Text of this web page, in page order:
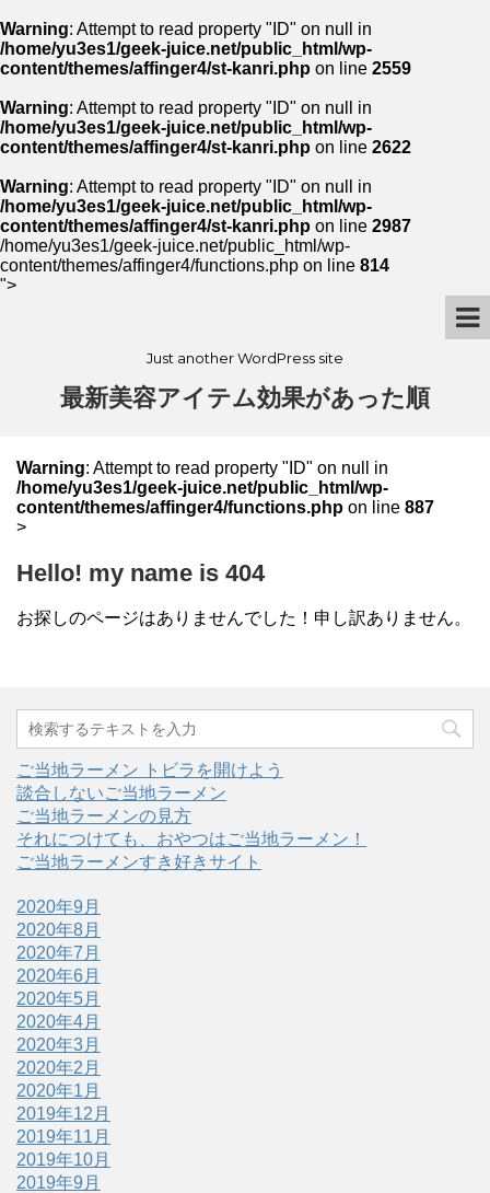
Warning: Attempt to read property "ID" on null in
/home/yu3es1/geek-juice.net/public_html/wp-
content/themes/affinger4/st-kanri.php on line 2559
Warning: Attempt to read property "ID" on null in
/home/yu3es1/geek-juice.net/public_html/wp-
content/themes/affinger4/st-kanri.php on line 2622
Warning: Attempt to read property "ID" on null in
/home/yu3es1/geek-juice.net/public_html/wp-
content/themes/affinger4/st-kanri.php on line 2987
/home/yu3es1/geek-juice.net/public_html/wp-
content/themes/affinger4/functions.php on line 814
">
Just another WordPress site
最新美容アイテム効果があった順
Warning: Attempt to read property "ID" on null in
/home/yu3es1/geek-juice.net/public_html/wp-
content/themes/affinger4/functions.php on line 887
>
Hello! my name is 404
お探しのページはありませんでした！申し訳ありません。
ご当地ラーメン トビラを開けよう
談合しないご当地ラーメン
ご当地ラーメンの見方
それにつけても、おやつはご当地ラーメン！
ご当地ラーメンすき好きサイト
2020年9月
2020年8月
2020年7月
2020年6月
2020年5月
2020年4月
2020年3月
2020年2月
2020年1月
2019年12月
2019年11月
2019年10月
2019年9月